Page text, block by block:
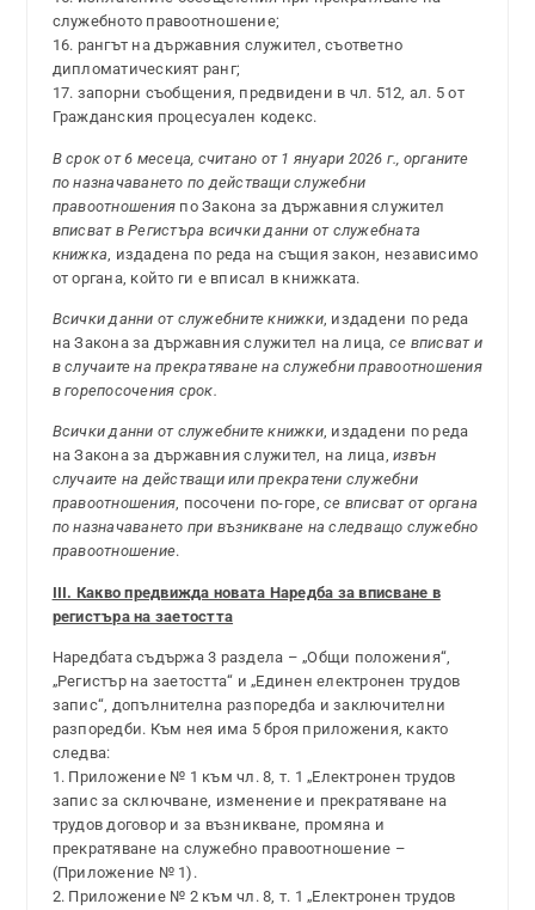
служебното правоотношение;
16. рангът на държавния служител, съответно
дипломатическият ранг;
17. запорни съобщения, предвидени в чл. 512, ал. 5 от
Гражданския процесуален кодекс.
В срок от 6 месеца, считано от 1 януари 2026 г., органите
по назначаването по действащи служебни
правоотношения по Закона за държавния служител
вписват в Регистъра всички данни от служебната
книжка , издадена по реда на същия закон, независимо
от органа, който ги е вписал в книжката.
Всички данни от служебните книжки, издадени по реда
на Закона за държавния служител на лица, се вписват и
в случаите на прекратяване на служебни правоотношения
в горепосочения срок.
Всички данни от служебните книжки, издадени по реда
на Закона за държавния служител, на лица,извън
случаите на действащи или прекратени служебни
правоотношения, посочени по-горе,се вписват от органа
по назначаването при възникване на следващо служебно
правоотношение.
III. Какво предвижда новата Наредба за вписване в
регистъра на заетостта
Наредбата съдържа 3 раздела – „Общи положения“,
„Регистър на заетостта“ и „Единен електронен трудов
запис“, допълнителна разпоредба и заключителни
разпоредби. Към нея има 5 броя приложения, както
следва:
1. Приложение № 1 към чл. 8, т. 1 „Електронен трудов
запис за сключване, изменение и прекратяване на
трудов договор и за възникване, промяна и
прекратяване на служебно правоотношение –
(Приложение № 1).
2. Приложение № 2 към чл. 8, т. 1 „Електронен трудов